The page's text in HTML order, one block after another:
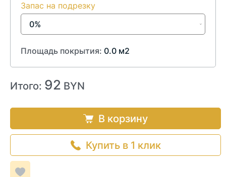
Запас на подрезку
Площадь покрытия: 0.0 м2
Итого: 92 BYN
В корзину
Купить в 1 клик
Добавить